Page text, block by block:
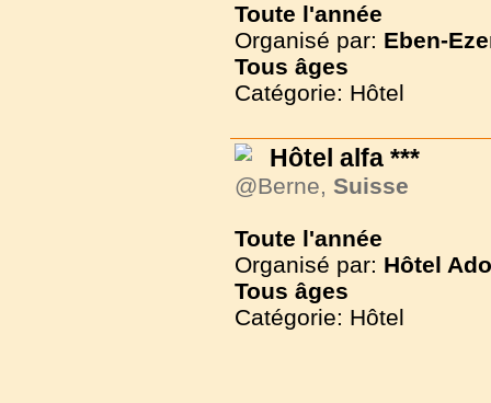
Toute l'année
Organisé par: Eben-
Tous âges
Catégorie: Hôtel
Hôtel alfa ***
@Berne, Suisse
Toute l'année
Organisé par: Hôtel
Tous âges
Catégorie: Hôtel